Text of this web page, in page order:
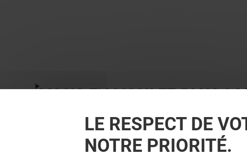
VOUS EN VOULEZ PLUS ?
LE RESPECT DE
NOTRE PRIORITÉ.